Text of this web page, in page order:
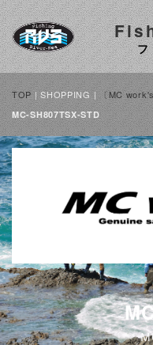
TOP | SHOPPING |〔MC
MC-SH807TSX-STD